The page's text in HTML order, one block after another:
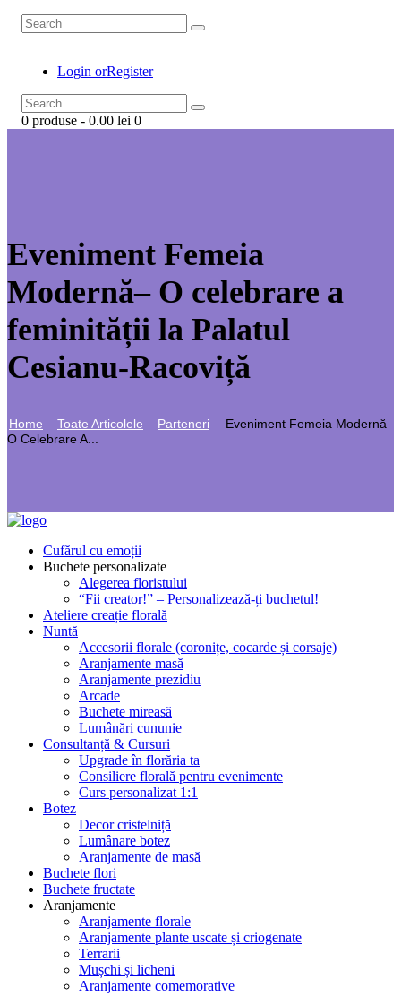
Login orRegister
0 produse - 0.00 lei 0
Eveniment Femeia
Modernă– O celebrare a
feminității la Palatul
Cesianu-Racoviță
Home Toate Articolele Parteneri
Eveniment Femeia Modernă–
O Celebrare A...
Cufărul cu emoții
Buchete personalizate
Alegerea floristului
“Fii creator!” – Personalizează-ți buchetul!
Ateliere creație florală
Nuntă
Accesorii florale (coronițe, cocarde și corsaje)
Aranjamente masă
Aranjamente prezidiu
Arcade
Buchete mireasă
Lumânări cununie
Consultanță & Cursuri
Upgrade în florăria ta
Consiliere florală pentru evenimente
Curs personalizat 1:1
Botez
Decor cristelniță
Lumânare botez
Aranjamente de masă
Buchete flori
Buchete fructate
Aranjamente
Aranjamente florale
Aranjamente plante uscate și criogenate
Terrarii
Mușchi și licheni
Aranjamente comemorative